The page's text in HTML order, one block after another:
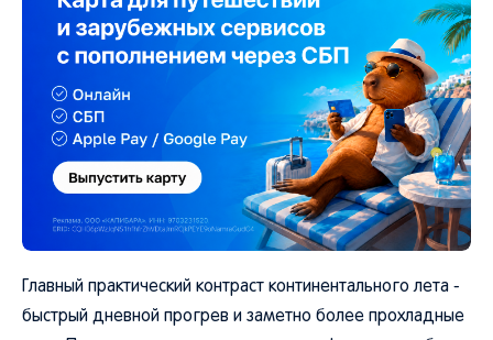
Главный практический контраст континентального лета -
быстрый дневной прогрев и заметно более прохладные